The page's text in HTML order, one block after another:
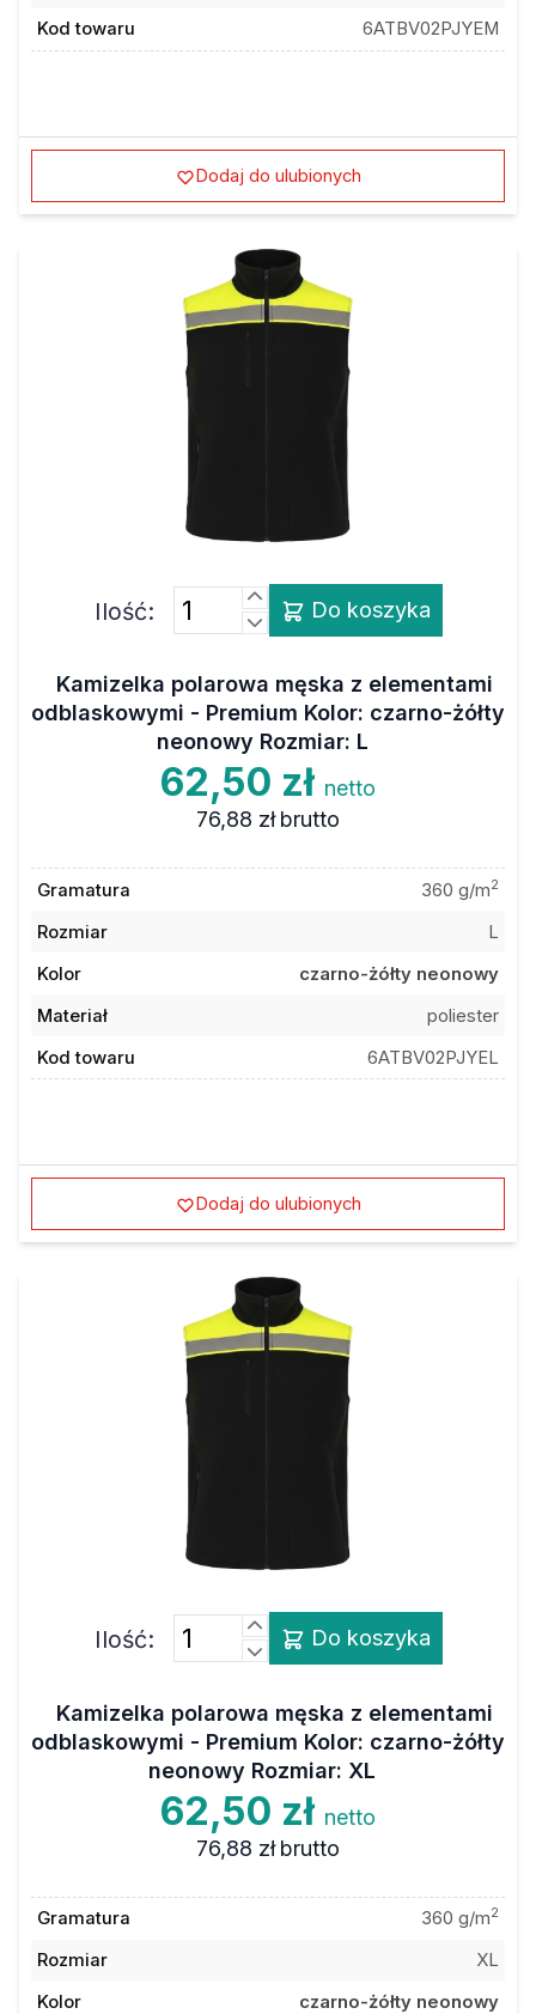
Kod towaru 6ATBV02PJYEM
Dodaj do ulubionych
Ilość: Do koszyka
Kamizelka polarowa męska z elementami
odblaskowymi - Premium Kolor: czarno-żółty
neonowy Rozmiar: L
62,50 zł netto
76,88 zł brutto
Gramatura 360 g/m2
Rozmiar
L
Kolor
czarno-żółty neonowy
Materiał
poliester
Kod towaru
6ATBV02PJYEL
Dodaj do ulubionych
Ilość: Do koszyka
Kamizelka polarowa męska z elementami
odblaskowymi - Premium Kolor: czarno-żółty
neonowy Rozmiar: XL
62,50 zł netto
76,88 zł brutto
Gramatura 360 g/m2
Rozmiar
XL
Kolor
czarno-żółty neonowy